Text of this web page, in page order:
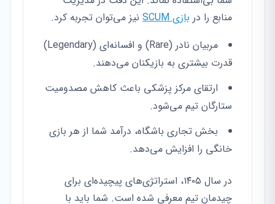
منابع را در بازی SCUM
نیز می‌توان تجربه کرد.
مربیان نادر (Rare) و افسانه‌ای (Legendary)
قدرت بیشتری به بازیکنان می‌دهند.
ارتقای مرکز پزشکی باعث کاهش مصدومیت
ستارگان تیم می‌شود.
بخش تجاری باشگاه، درآمد شما از هر بازی
خانگی را افزایش می‌دهد.
در سال ۱۴۰۵، استراتژی‌های پیچیده‌ای برای
چیدمان تیم معرفی شده است. شما باید با